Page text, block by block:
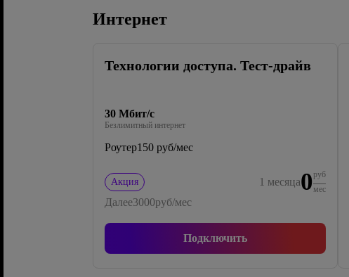
Интернет
Технологии доступа. Тест-драйв
30 Мбит/с
Безлимитный интернет
Роутер150 руб/мес
Акция 1 месяца0руб
мес
Далее3000руб/мес
Подключить